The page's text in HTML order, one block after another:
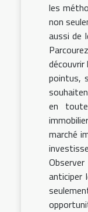
les
non
aussi de
pointus,
en toute
marché
anticiper